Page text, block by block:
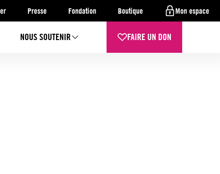
Presse Fondation Boutique Mon espace
NOUS SOUTENIR FAIRE UN DON